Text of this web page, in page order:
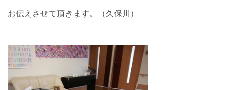
お伝えさせて頂きます。（久保川）